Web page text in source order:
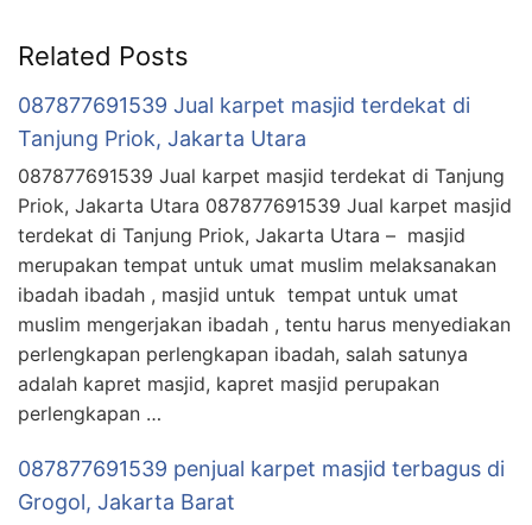
Related Posts
087877691539 Jual karpet masjid terdekat di
Tanjung Priok, Jakarta Utara
087877691539 Jual karpet masjid terdekat di Tanjung
Priok, Jakarta Utara 087877691539 Jual karpet masjid
terdekat di Tanjung Priok, Jakarta Utara – masjid
merupakan tempat untuk umat muslim melaksanakan
ibadah ibadah , masjid untuk tempat untuk umat
muslim mengerjakan ibadah , tentu harus menyediakan
perlengkapan perlengkapan ibadah, salah satunya
adalah kapret masjid, kapret masjid perupakan
perlengkapan …
087877691539 penjual karpet masjid terbagus di
Grogol, Jakarta Barat